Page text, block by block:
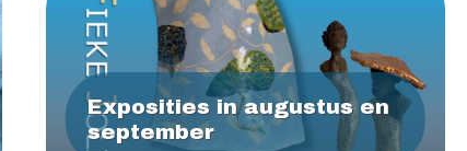
Exposities in augustus en
september